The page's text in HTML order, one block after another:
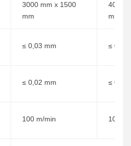
3000 mm x 1500
mm
4000
mm
≤ 0,03 mm ≤ 0,03
≤ 0,02 mm ≤ 0,02
100 m/min 100